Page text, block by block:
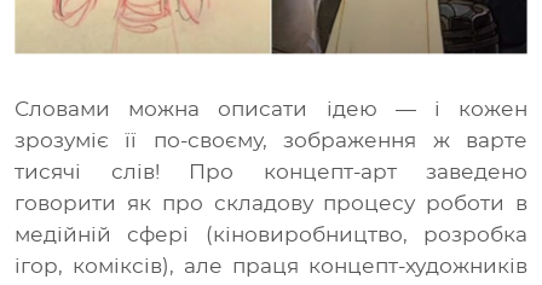
Словами можна описати ідею — і кожен
зрозуміє її по-своєму, зображення ж варте
тисячі слів! Про концепт-арт заведено
говорити як про складову процесу роботи в
медійній сфері (кіновиробництво, розробка
ігор, коміксів), але праця концепт-художників